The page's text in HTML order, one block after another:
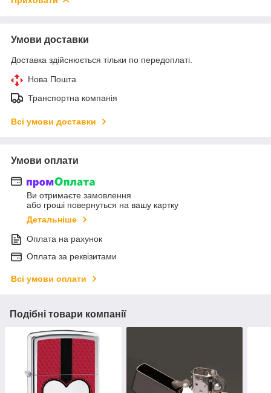
Умови доставки
Доставка здійснюється тільки по передоплаті.
Нова Пошта
Транспортна компанія
Всі умови доставки
Умови оплати
Ви отримаєте замовлення
або гроші повернуться на вашу картку
Детальніше
Оплата на рахунок
Оплата за реквізитами
Всі умови оплати
Подібні товари компанії